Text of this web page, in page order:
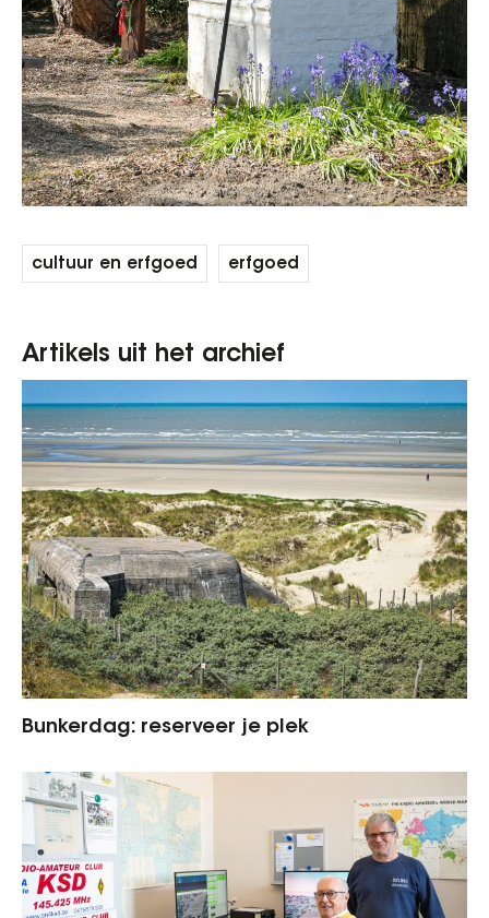
cultuur en erfgoed erfgoed
Artikels uit het archief
Bunkerdag: reserveer je plek